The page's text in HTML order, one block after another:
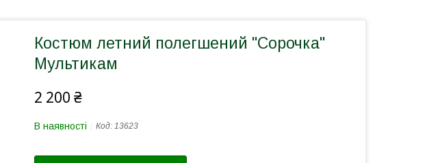
Костюм летний полегшений "Сорочка"
Мультикам
2 200 ₴
В наявності Код: 13623